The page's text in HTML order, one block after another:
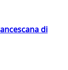
di